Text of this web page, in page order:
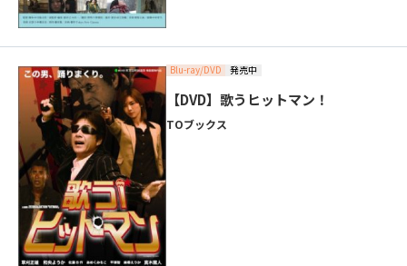
Blu-ray/DVD 発売中
【DVD】歌うヒットマン！
TOブックス